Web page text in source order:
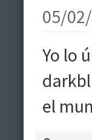
05/
Yo lo
el